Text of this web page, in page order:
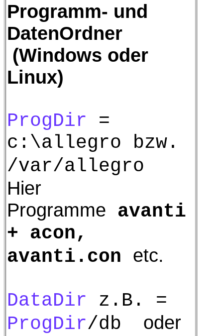
Programm- und
DatenOrdner
(Windows oder
Linux)
ProgDir =
c:\allegro bzw.
/var/allegro
Hier
Programme
avanti
+ acon,
avanti.con etc.
DataDir z.B. =
ProgDir/db oder